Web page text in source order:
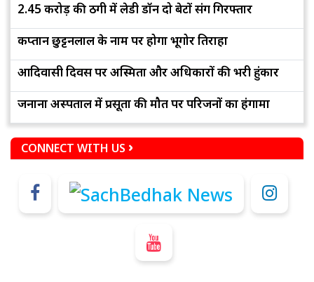
2.45 करोड़ की ठगी में लेडी डॉन दो बेटों संग गिरफ्तार
कप्तान छुट्टनलाल के नाम पर होगा भूगोर तिराहा
आदिवासी दिवस पर अस्मिता और अधिकारों की भरी हुंकार
जनाना अस्पताल में प्रसूता की मौत पर परिजनों का हंगामा
CONNECT WITH US